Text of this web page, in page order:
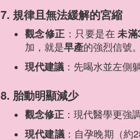
7. 規律且無法緩解的宮縮
觀念修正 ：只要是在未
加，就是早產的強烈信號。
現代建議 ：先喝水並左側
8. 胎動明顯減少
觀念修正 ：現代醫學更強
現代建議：自孕晚期（約